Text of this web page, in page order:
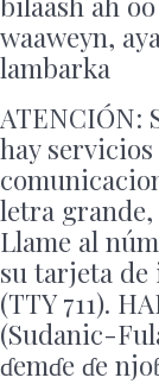
ATENCIÓN:
hay
letra
Llame al
su tarjeta
(TTY 711).
(Sudanic-
ɗemɗe ɗe